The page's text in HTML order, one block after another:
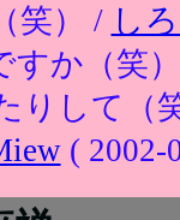
笑） / し
すか（笑
りして（
( 2002-